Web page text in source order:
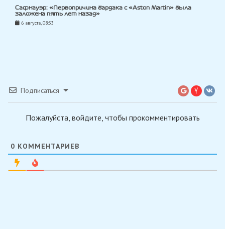
Сафнауэр: «Первопричина бардака с «Aston Martin» была
заложена пять лет назад»
6 августа, 08:33
Подписаться
Пожалуйста, войдите, чтобы прокомментировать
0 КОММЕНТАРИЕВ